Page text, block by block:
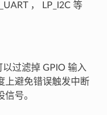
， LP_I2C 等
过滤掉 GPIO 输入
上避免错误触发中断
号。